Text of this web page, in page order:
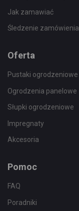
Jak zamawiać
Śledzenie zamówienia
Oferta
Pustaki ogrodzeniowe
Ogrodzenia panelowe
Słupki ogrodzeniowe
Impregnaty
Akcesoria
Pomoc
FAQ
Poradniki